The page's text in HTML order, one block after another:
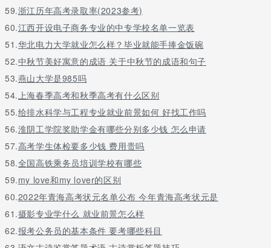
59.浙江历年高考录取率(2023参考)
60.江西开设电子商务专业的中专学校名单一览表
51.华北电力大学就业怎么样？毕业就能手捧金饭碗
52.中秋节美好寓意的成语 关于中秋节的成语和句子
53.燕山大学是985吗
54. 上海春季高考和秋季高考有什么区别
55.给排水科学与工程专业就业前景如何 好找工作吗
56.淮阴工学院奖助学金有哪些分别多少钱 怎么申请
57.高考学生体检要多少钱 费用贵吗
58.全国高铁乘务员培训学校有哪些
59.my love和my lover的区别
60.2022年青海高考状元名单公布 今年青海高考状元是
61.摄影专业学什么 就业前景怎么样
62.报考公务员的基本条件 要考哪些科目